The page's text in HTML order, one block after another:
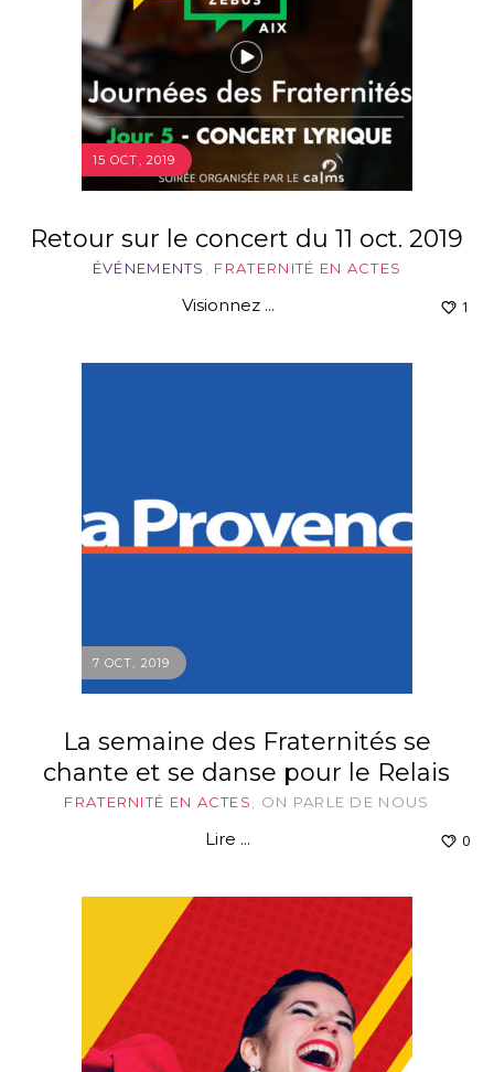
15 OCT, 2019
Retour sur le concert du 11 oct. 2019
ÉVÉNEMENTS , FRATERNITÉ EN ACTES
Visionnez ... 1
7 OCT, 2019
La semaine des Fraternités se
chante et se danse pour le Relais
FRATERNITÉ EN ACTES, ON PARLE DE NOUS
Lire ... 0